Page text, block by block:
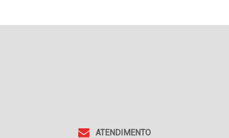
ATENDIMENTO